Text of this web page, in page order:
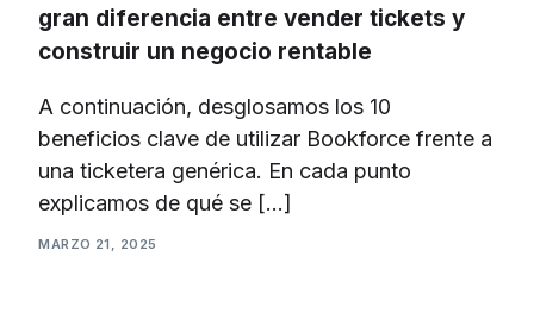
gran diferencia entre vender tickets y
construir un negocio rentable
A continuación, desglosamos los 10
beneficios clave de utilizar Bookforce frente a
una ticketera genérica. En cada punto
explicamos de qué se […]
MARZO 21, 2025